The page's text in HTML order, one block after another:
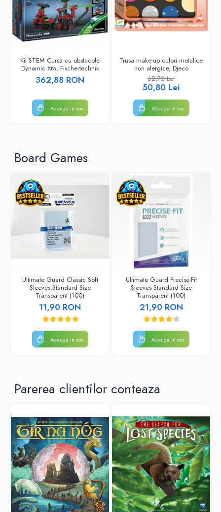
Puzzle 3D
Puzzle 8000 piese
Puzzle 150 piese
Puzzle din lemn
Puzzle 24 piese
Puzzle-uri metalice si logice
Puzzle 275 piese
Puzzle 550 piese
Warhammer
Warhammer 40K
Paints & Tools
Starter Sets
Accesorii
Star Wars figurine
Friday The 13th
Marvel Univers
FUNKO POP!
Dragon Ball
Anime
Gundam
Accesorii Gundam
Transformers
Modele Revell
D&D si Alte RPG
Kit STEM Cursa cu obstacole
Dynamic XM, Fischertechnik
362,88 RON
Adauga in cos
Trusa make-up culori metalice
non alergice, Djeco
62,72 Lei
50,80 Lei
Adauga in cos
Board Games
Ultimate Guard Classic Soft
Sleeves Standard Size
Transparent (100)
11,90 RON
Adauga in cos
Ultimate Guard Precise-Fit
Sleeves Standard Size
Transparent (100)
21,90 RON
Adauga in cos
Parerea clientilor conteaza